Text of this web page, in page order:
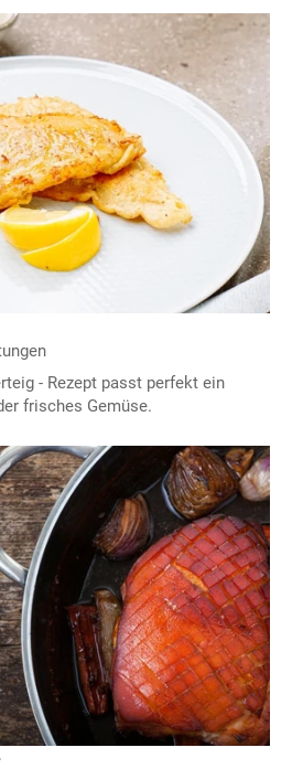
- Rezept passt perfekt ein
frisches Gemüse.